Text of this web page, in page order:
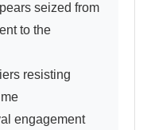
seized from
to the
resisting
engagement